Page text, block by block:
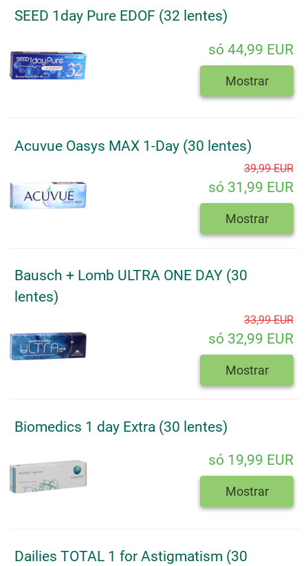
SEED 1day Pure EDOF (32 lentes)
só 44,99 EUR
Mostrar
Acuvue Oasys MAX 1-Day (30 lentes)
39,99 EUR
só 31,99 EUR
Mostrar
Bausch + Lomb ULTRA ONE DAY (30
lentes)
33,99 EUR
só 32,99 EUR
Mostrar
Biomedics 1 day Extra (30 lentes)
só 19,99 EUR
Mostrar
Dailies TOTAL 1 for Astigmatism (30